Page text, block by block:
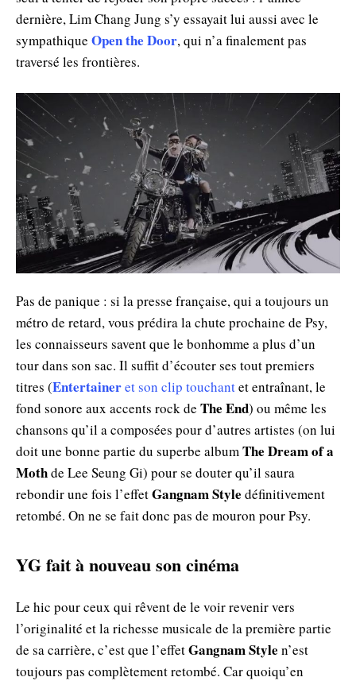
dernière, Lim Chang Jung s’y essayait lui aussi avec le
sympathique Open the Door, qui n’a finalement pas
traversé les frontières.
Pas de panique : si la presse française, qui a toujours un
métro de retard, vous prédira la chute prochaine de Psy,
les connaisseurs savent que le bonhomme a plus d’un
tour dans son sac. Il suffit d’écouter ses tout premiers
titres (Entertaineret son clip touchantet entraînant, le
fond sonore aux accents rock de The End) ou même les
chansons qu’il a composées pour d’autres artistes (on lui
doit une bonne partie du superbe albumThe Dream of a
Mothde Lee Seung Gi) pour se douter qu’il saura
rebondir une fois l’effetGangnam Style définitivement
retombé. On ne se fait donc pas de mouron pour Psy.
YG fait à nouveau son cinéma
Le hic pour ceux qui rêvent de le voir revenir vers
l’originalité et la richesse musicale de la première partie
de sa carrière, c’est que l’effetGangnam Style n’est
toujours pas complètement retombé. Car quoiqu’en